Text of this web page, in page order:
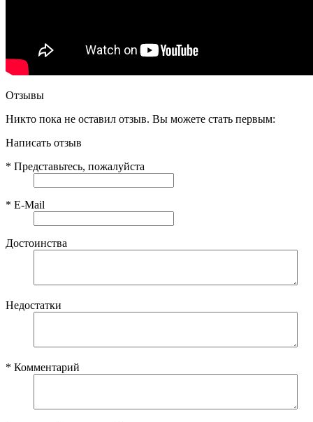
Отзывы
Никто пока не оставил отзыв. Вы можете стать первым:
Написать отзыв
* Представьтесь, пожалуйста
* E-Mail
Достоинства
Недостатки
* Комментарий